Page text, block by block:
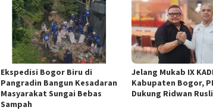
Ekspedisi Bogor Biru di
Pangradin Bangun Kesadaran
Masyarakat Sungai Bebas
Sampah
Jelang Mukab IX
Kabupaten Bogor,
Dukung Ridwan